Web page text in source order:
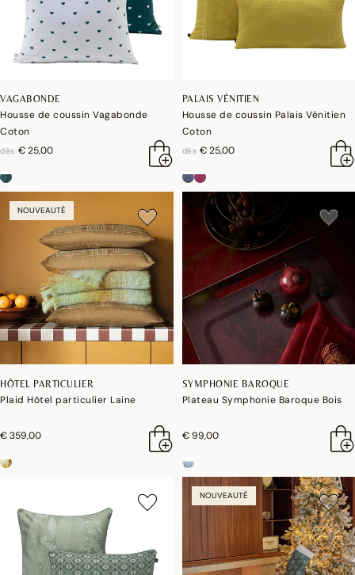
VAGABONDE
Housse de coussin Vagabonde
Coton
dès € 25,00
PALAIS VÉNITIEN
Housse de coussin Palais Vénitien
Coton
dès € 25,00
NOUVEAUTÉ
HÔTEL PARTICULIER
Plaid Hôtel particulier Laine
€ 359,00
SYMPHONIE BAROQUE
Plateau Symphonie Baroque Bois
€ 99,00
NOUVEAUTÉ